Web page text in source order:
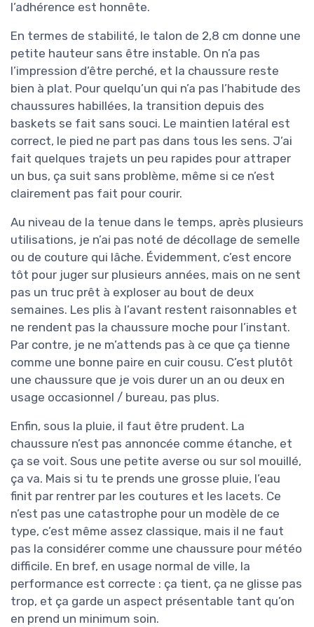
l’adhérence est honnête.
En termes de stabilité, le talon de 2,8 cm donne une
petite hauteur sans être instable. On n’a pas
l’impression d’être perché, et la chaussure reste
bien à plat. Pour quelqu’un qui n’a pas l’habitude des
chaussures habillées, la transition depuis des
baskets se fait sans souci. Le maintien latéral est
correct, le pied ne part pas dans tous les sens. J’ai
fait quelques trajets un peu rapides pour attraper
un bus, ça suit sans problème, même si ce n’est
clairement pas fait pour courir.
Au niveau de la tenue dans le temps, après plusieurs
utilisations, je n’ai pas noté de décollage de semelle
ou de couture qui lâche. Évidemment, c’est encore
tôt pour juger sur plusieurs années, mais on ne sent
pas un truc prêt à exploser au bout de deux
semaines. Les plis à l’avant restent raisonnables et
ne rendent pas la chaussure moche pour l’instant.
Par contre, je ne m’attends pas à ce que ça tienne
comme une bonne paire en cuir cousu. C’est plutôt
une chaussure que je vois durer un an ou deux en
usage occasionnel / bureau, pas plus.
Enfin, sous la pluie, il faut être prudent. La
chaussure n’est pas annoncée comme étanche, et
ça se voit. Sous une petite averse ou sur sol mouillé,
ça va. Mais si tu te prends une grosse pluie, l’eau
finit par rentrer par les coutures et les lacets. Ce
n’est pas une catastrophe pour un modèle de ce
type, c’est même assez classique, mais il ne faut
pas la considérer comme une chaussure pour météo
difficile. En bref, en usage normal de ville, la
performance est correcte : ça tient, ça ne glisse pas
trop, et ça garde un aspect présentable tant qu’on
en prend un minimum soin.